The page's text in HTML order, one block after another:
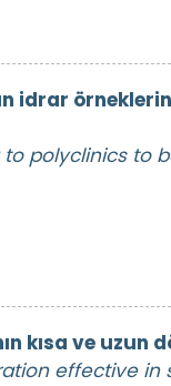
idrar
polyclinics to
kısa ve
effective